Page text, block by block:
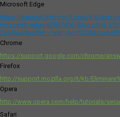
Microsoft Edge
https://support.microsoft.com/it-it/
microsoft-edge-63947406-40ac-c3b8-
Chrome
https://support.google.com/chrome/
Firefox
http://support.mozilla.org/it/kb/
Opera
http://www.opera.com/help/tutorials/
Safari